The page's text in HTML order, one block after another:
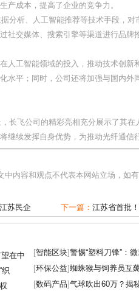
产成本，提高了企业的竞争力。
分析、人工智能推荐等技术手段，
社交媒体、搜索引擎等渠道进行品牌
人工智能领域的投入，推动技术创新
水平；同时，公司还将加强与国内外
长飞公司的精彩亮相充分展示了其
继续发挥自身优势，为推动光纤通信
中内容和观点不代表本网站立场，如
苏民企 下一篇： 江苏省首批
[智能区块]警惕“塑料刀锋”：
[环保公益]蜘蛛猴与饲养员互
[数码产品]气球吹出60万？揭